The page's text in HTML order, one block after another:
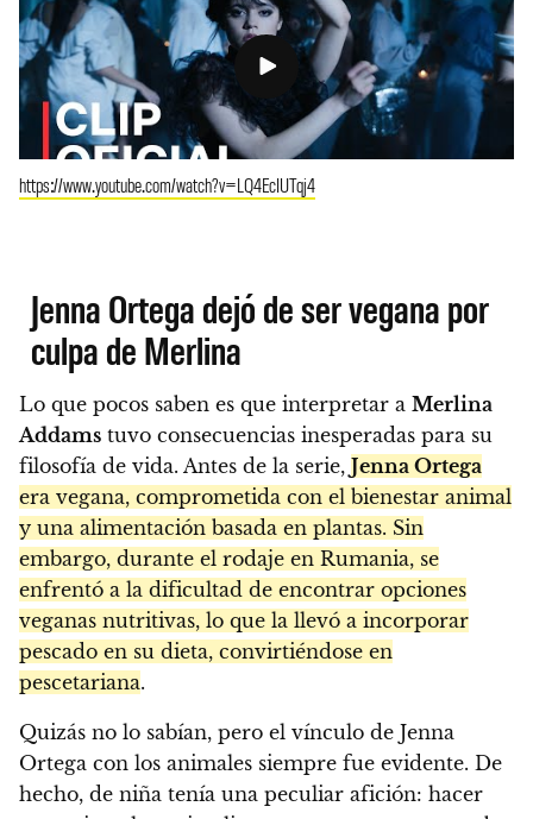
https://www.youtube.com/watch?v=LQ4EcIUTqj4
Jenna Ortega dejó de ser vegana por
culpa de Merlina
Lo que pocos saben es que interpretar a Merlina
Addams tuvo consecuencias inesperadas para su
filosofía de vida. Antes de la serie, Jenna Ortega
era vegana, comprometida con el bienestar animal
y una alimentación basada en plantas. Sin
embargo, durante el rodaje en Rumania, se
enfrentó a la dificultad de encontrar opciones
veganas nutritivas, lo que la llevó a incorporar
pescado en su dieta, convirtiéndose en
pescetariana.
Quizás no lo sabían, pero el vínculo de Jenna
Ortega con los animales siempre fue evidente. De
hecho, de niña tenía una peculiar afición: hacer